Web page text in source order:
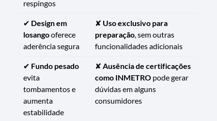
respingos
✔ Design em
losangooferece
aderência segura
✘ Uso exclusivo para
preparação , sem outras
funcionalidades adicionais
✔ Fundo pesado
evita
tombamentos e
aumenta
estabilidade
✘ Ausência de certificações
como INMETRO pode gerar
dúvidas em alguns
consumidores